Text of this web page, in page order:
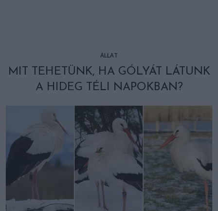
ÁLLAT
MIT TEHETÜNK, HA GÓLYÁT LÁTUNK
A HIDEG TÉLI NAPOKBAN?